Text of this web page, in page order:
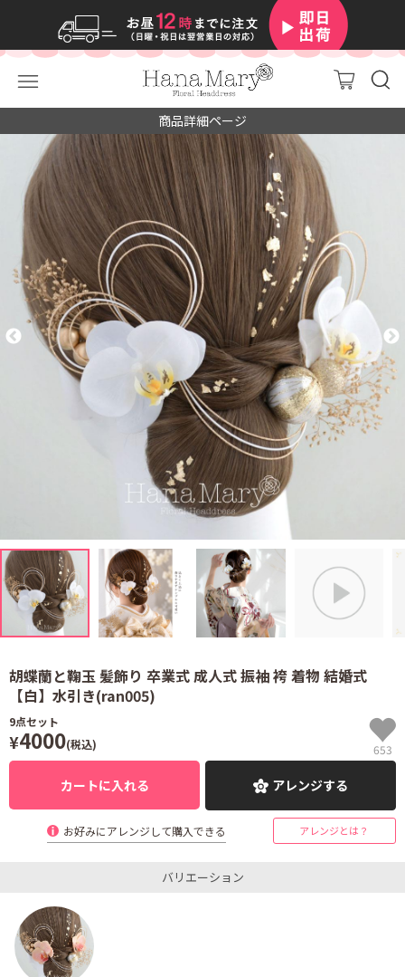
商品詳細ページ
胡蝶蘭と鞠玉 髪飾り 卒業式 成人式 振袖 袴 着物 結婚式
【白】水引き(ran005)
9点セット
¥4000(税込) 653
アレンジする
カートに入れる
お好みにアレンジして購入できる アレンジとは？
バリエーション